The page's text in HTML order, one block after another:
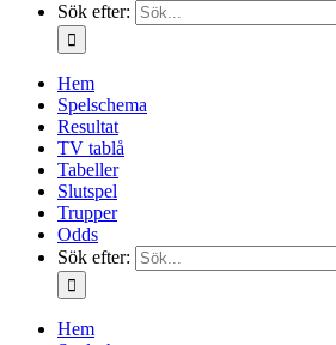
Sök efter:
Hem
Spelschema
Resultat
TV tablå
Tabeller
Slutspel
Trupper
Odds
Sök efter:
Hem